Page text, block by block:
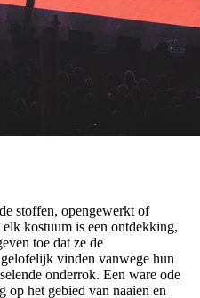
stoffen, opengewerkt of
kostuum is een ontdekking,
toe dat ze de
vinden vanwege hun
onderrok. Een ware ode
op het gebied van naaien en